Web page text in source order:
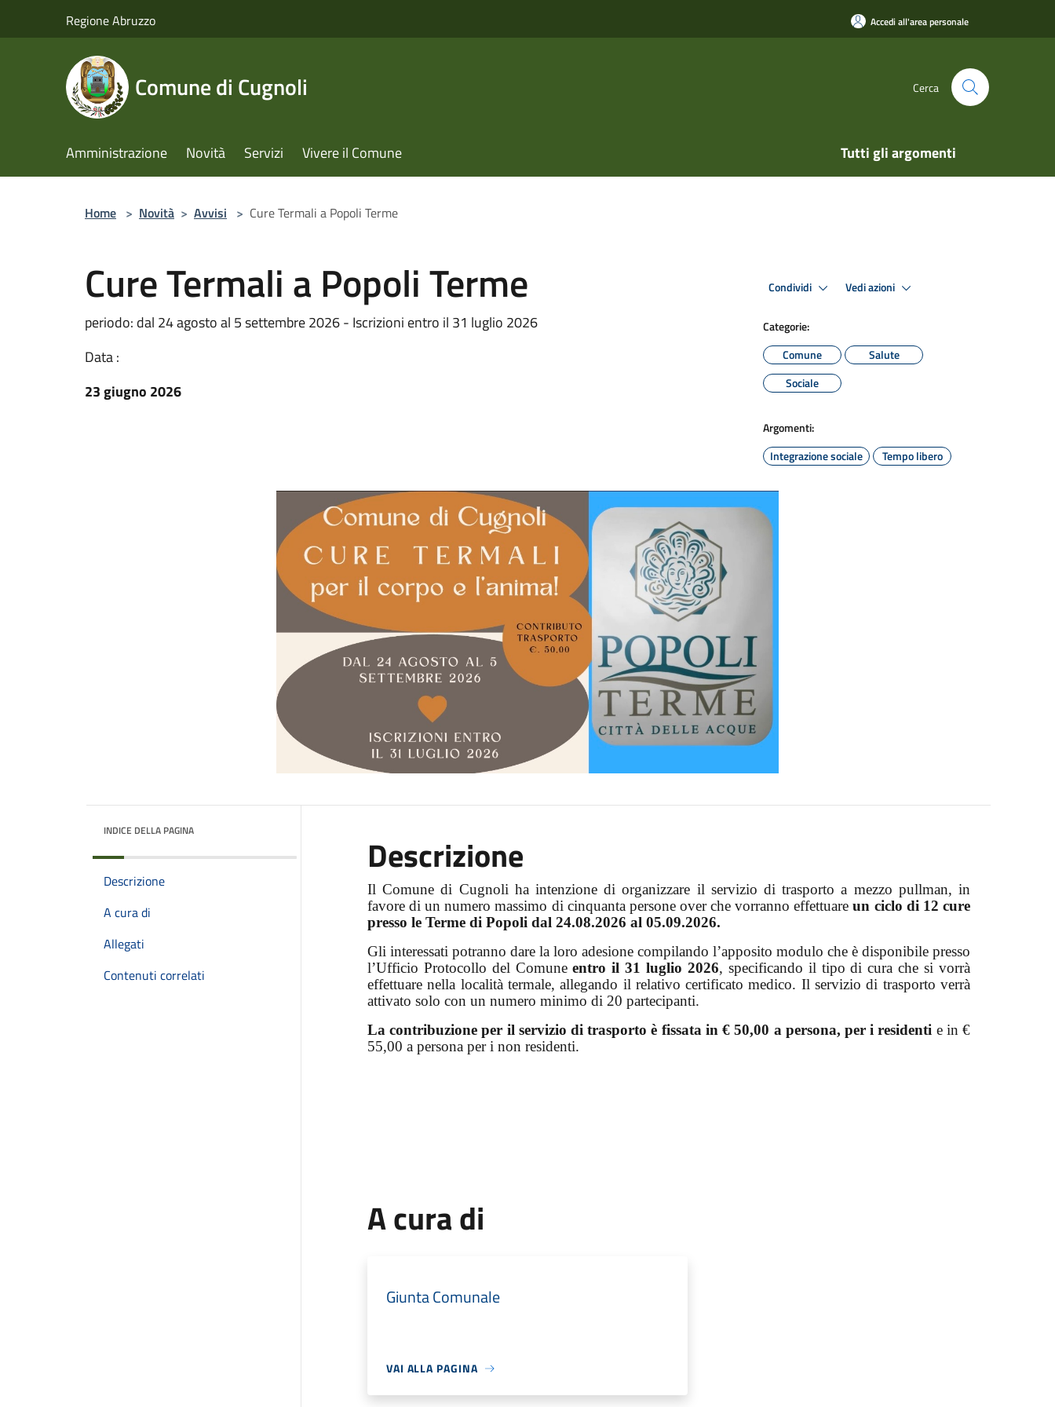
Regione Abruzzo Accedi all'area personale
Comune di Cugnoli Cerca
Amministrazione Novità Servizi Vivere il Comune Tutti gli argomenti
Home > Novità > Avvisi > Cure Termali a Popoli Terme
Cure Termali a Popoli Terme
periodo: dal 24 agosto al 5 settembre 2026 - Iscrizioni entro il 31 luglio 2026
Data :
23 giugno 2026
Condividi Vedi azioni
Categorie:
Comune
Salute
Sociale
Argomenti:
Integrazione sociale
Tempo libero
INDICE DELLA PAGINA
Descrizione
A cura di
Allegati
Contenuti correlati
Descrizione
Il Comune di Cugnoli ha intenzione di organizzare il servizio di trasporto a mezzo pullman, in
favore di un numero massimo di cinquanta persone over che vorranno effettuareun ciclo di 12 cure
presso le Terme di Popoli dal 24.08.2026 al 05.09.2026.
Gli interessati potranno dare la loro adesione compilando l’apposito modulo che è disponibile presso
l’Ufficio Protocollo del Comuneentro il 31 luglio 2026, specificando il tipo di cura che si vorrà
effettuare nella località termale, allegando il relativo certificato medico. Il servizio di trasporto verrà
attivato solo con un numero minimo di 20 partecipanti.
La contribuzione per il servizio di trasporto è fissata in € 50,00 a persona, per i residenti e in €
55,00 a persona per i non residenti.
A cura di
Giunta Comunale
VAI ALLA PAGINA